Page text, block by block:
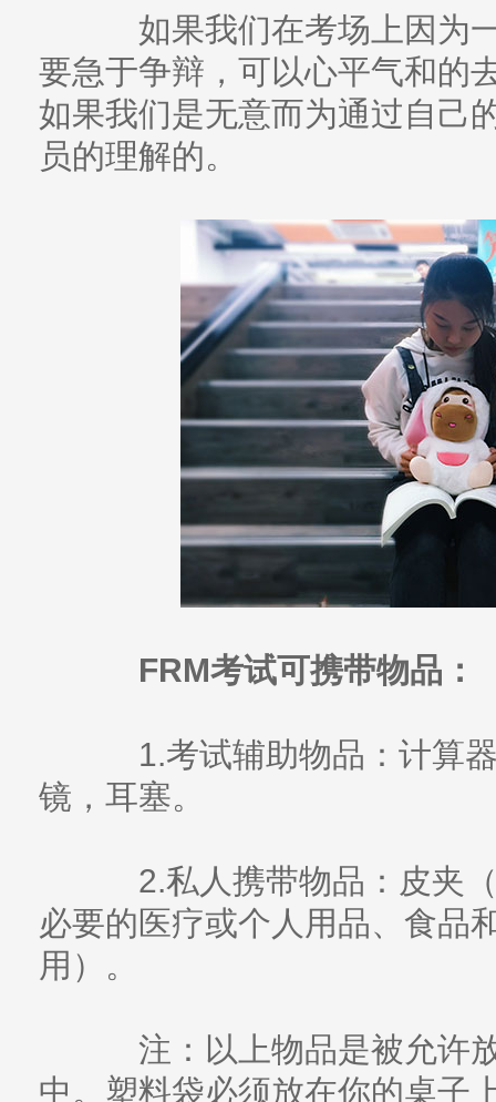
如果我们在考场上因为一
要急于争辩，可以心平气和的
如果我们是无意而为通过自己
员的理解的。
FRM考试可携带物品：
1.考试辅助物品：计算器
镜，耳塞。
2.私人携带物品：皮夹（
必要的医疗或个人用品、食品
用）。
注：以上物品是被允许放
中。塑料袋必须放在你的桌子